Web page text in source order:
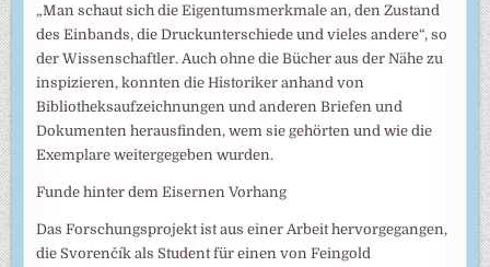
„Man schaut sich die Eigentumsmerkmale an, den Zustand
des Einbands, die Druckunterschiede und vieles andere“, so
der Wissenschaftler. Auch ohne die Bücher aus der Nähe zu
inspizieren, konnten die Historiker anhand von
Bibliotheksaufzeichnungen und anderen Briefen und
Dokumenten herausfinden, wem sie gehörten und wie die
Exemplare weitergegeben wurden.
Funde hinter dem Eisernen Vorhang
Das Forschungsprojekt ist aus einer Arbeit hervorgegangen,
die Svorenčík als Student für einen von Feingold